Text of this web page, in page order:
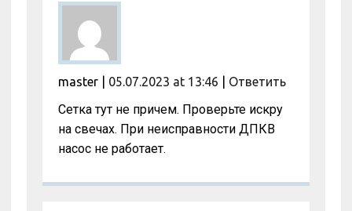
master| 05.07.2023 at 13:46 Ответить
Сетка тут не причем. Проверьте искру
на свечах. При неисправности ДПКВ
насос не работает.